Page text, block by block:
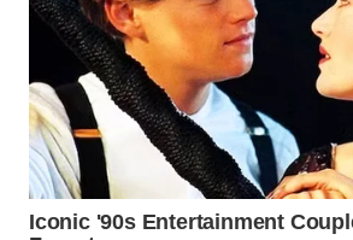
LIKUPANG
WN
LABUANBAJO
WN
BORNEO